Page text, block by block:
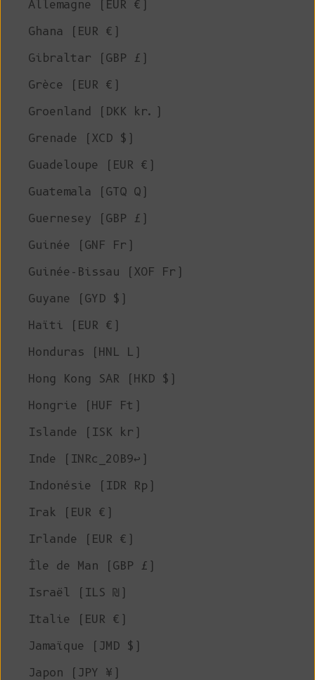
Allemagne (EUR €)
Ghana (EUR €)
Gibraltar (GBP £)
Grèce (EUR €)
Groenland (DKK kr.)
Grenade (XCD $)
Guadeloupe (EUR €)
Guatemala (GTQ Q)
Guernesey (GBP £)
Guinée (GNF Fr)
Guinée-Bissau (XOF Fr)
Guyane (GYD $)
Haïti (EUR €)
Honduras (HNL L)
Hong Kong SAR (HKD $)
Hongrie (HUF Ft)
Islande (ISK kr)
Inde (INRc_20B9↩)
Indonésie (IDR Rp)
Irak (EUR €)
Irlande (EUR €)
Île de Man (GBP £)
Israël (ILS ₪)
Italie (EUR €)
Jamaïque (JMD $)
Japon (JPY ¥)